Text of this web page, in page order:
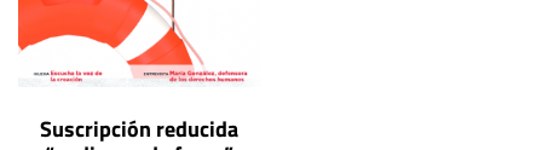
Suscripción reducida